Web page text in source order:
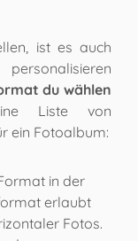
ist es auch
du wählen
Liste von
ein Fotoalbum:
in der
erlaubt
Fotos.